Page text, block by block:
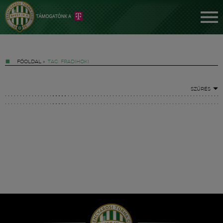
FŐOLDAL » TAG: FRADIHOKI
SZŰRÉS
Hírek